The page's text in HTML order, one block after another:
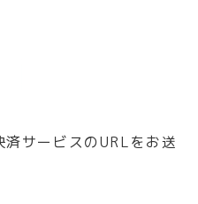
サービスのURLをお送